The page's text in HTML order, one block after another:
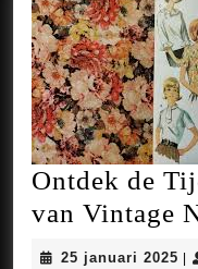
Ontdek de
van Vintage
25 januari 2025 25